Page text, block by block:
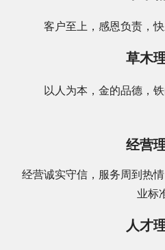
客户至上，感恩负责，快
草木
以人为本，金的品德，
经营
经营诚实守信，服务周到热
业标
人才